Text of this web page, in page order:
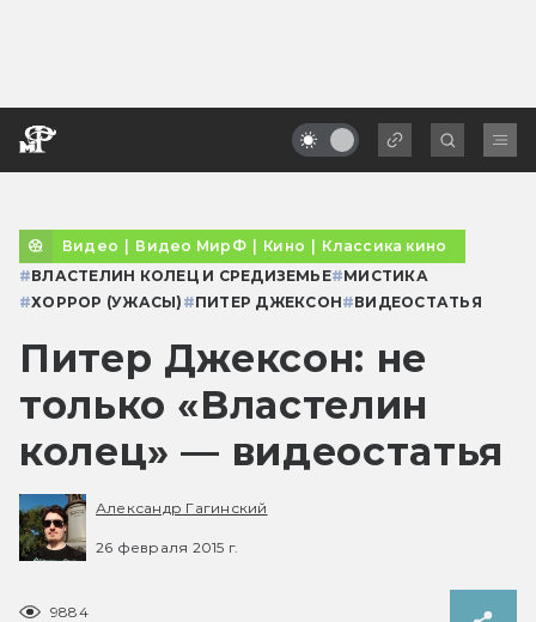
Видео | Видео МирФ | Кино | Классика кино
#ВЛАСТЕЛИН КОЛЕЦ И СРЕДИЗЕМЬЕ#МИСТИКА
#ХОРРОР (УЖАСЫ) #ПИТЕР ДЖЕКСОН#ВИДЕОСТАТЬЯ
Питер Джексон: не
только «Властелин
колец» — видеостатья
Александр Гагинский
26 февраля 2015 г.
9884